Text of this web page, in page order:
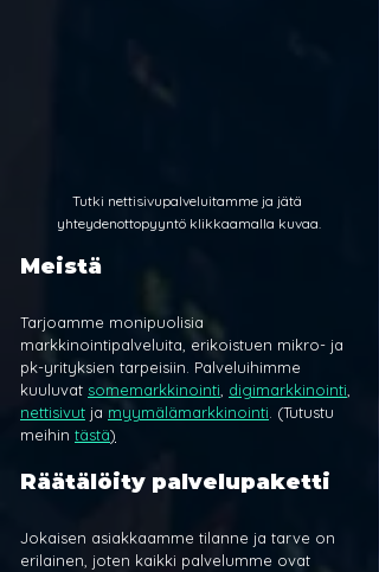
Tutki nettisivupalveluitamme ja jätä
yhteydenottopyyntö klikkaamalla kuvaa.
Meistä
Tarjoamme monipuolisia
markkinointipalveluita, erikoistuen mikro- ja
pk-yrityksien tarpeisiin. Palveluihimme
kuuluvat somemarkkinointi digimarkkinointi
nettisivut ja myymälämarkkinointi . (Tutustu
meihin tästä)
Räätälöity palvelupaketti
Jokaisen asiakkaamme tilanne ja tarve on
erilainen, joten kaikki palvelumme ovat